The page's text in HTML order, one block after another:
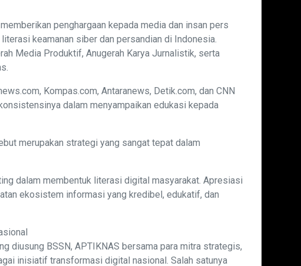
penghargaan kepada media dan insan pers
keamanan siber dan persandian di Indonesia.
Media Produktif, Anugerah Karya Jurnalistik, serta
Kompas.com, Antaranews, Detik.com, dan CNN
dalam menyampaikan edukasi kepada
merupakan strategi yang sangat tepat dalam
dalam membentuk literasi digital masyarakat. Apresiasi
ekosistem informasi yang kredibel, edukatif, dan
diusung BSSN, APTIKNAS bersama para mitra strategis,
inisiatif transformasi digital nasional. Salah satunya